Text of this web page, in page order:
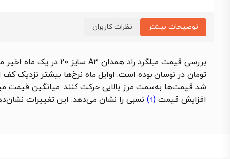
توضیحات بیشتر نظرات کاربران
تومان در نوسان بوده است. اوایل ماه نرخ‌ها بیشتر نزدیک کف
شد قیمت‌ها به‌سمت مرز بالایی حرکت کنند. میانگین قیمت میلگرد 20 همدان در طول ماه حدود 65,770 تومان ثبت شد که نسبت به
افزایش قیمت (↑) نسبی را نشان می‌دهد. این تغییرات